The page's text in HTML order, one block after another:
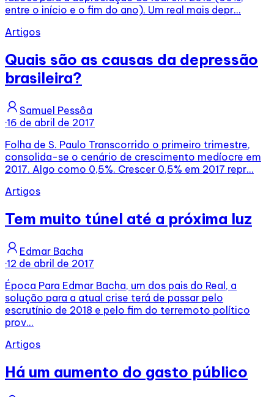
entre o início e o fim do ano). Um real mais depr...
Artigos
Quais são as causas da depressão
brasileira?
Samuel Pessôa
·16 de abril de 2017
Folha de S. Paulo Transcorrido o primeiro trimestre,
consolida-se o cenário de crescimento medíocre em
2017. Algo como 0,5%. Crescer 0,5% em 2017 repr...
Artigos
Tem muito túnel até a próxima luz
Edmar Bacha
·12 de abril de 2017
Época Para Edmar Bacha, um dos pais do Real, a
solução para a atual crise terá de passar pelo
escrutínio de 2018 e pelo fim do terremoto político
prov...
Artigos
Há um aumento do gasto público